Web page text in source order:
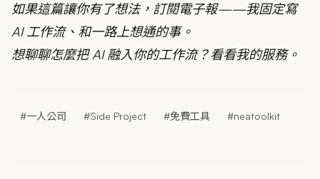
如果這篇讓你有了想法， 訂閱電子報——我固定寫
AI 工作流、和一路上想通的事。
想聊聊怎麼把 AI 融入你的工作流？看看我的服務。
#一人公司 #Side Project #免費工具 #neatoolkit